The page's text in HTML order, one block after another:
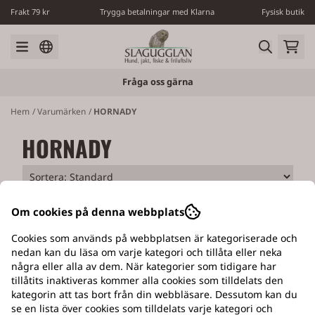
Hoppa till innehåll
Frakt 79 kr Trygga betalningar med Klarna Fysisk butik
Fråga oss gärna
Hem /Varumärken / HORNADY
HORNADY
EGEN VERKSTAD
Med tillverkning av Slagugglans hundluckor
Om cookies på denna webbplats
Cookies som används på webbplatsen är kategoriserade och
nedan kan du läsa om varje kategori och tillåta eller neka
några eller alla av dem. När kategorier som tidigare har
tillåtits inaktiveras kommer alla cookies som tilldelats den
kategorin att tas bort från din webbläsare. Dessutom kan du
se en lista över cookies som tilldelats varje kategori och